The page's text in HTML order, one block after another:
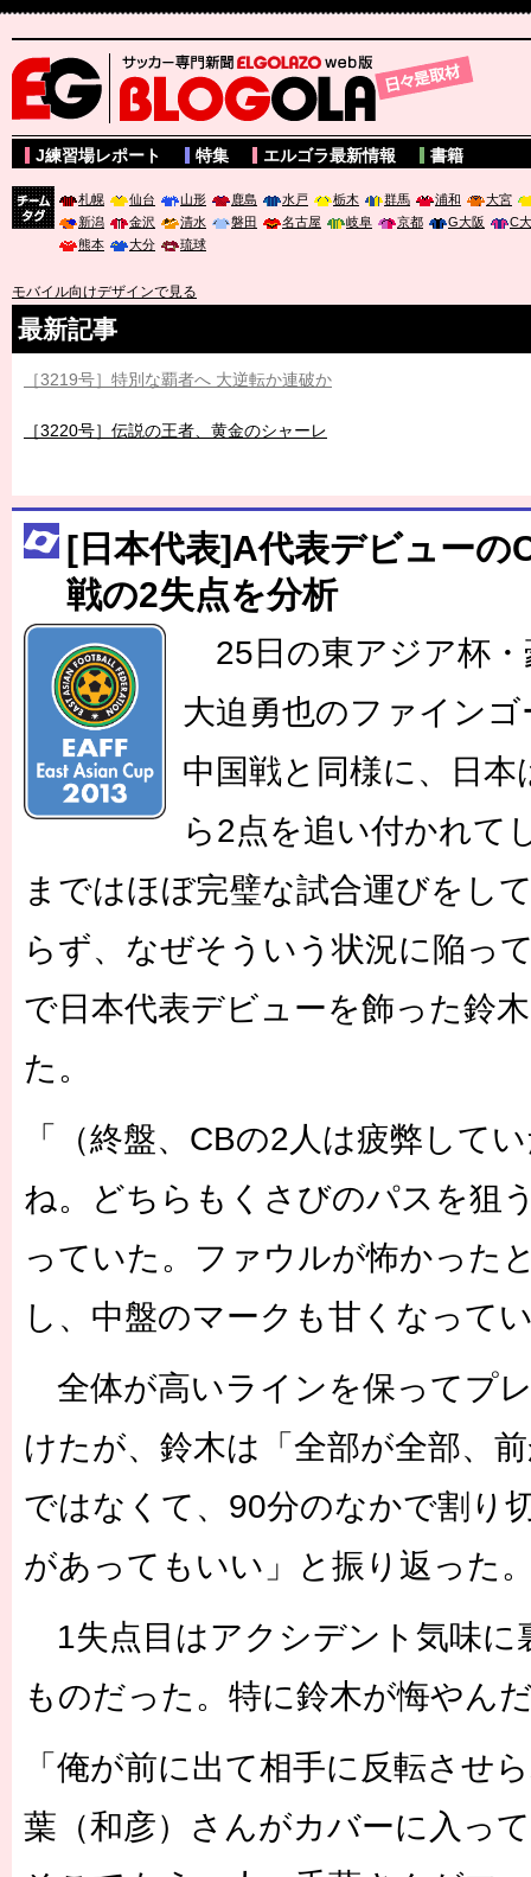
サッカー専門新聞ELGOLAZO web版 BLOGOLA
J練習場レポート 特集 エルゴラ最新情報 書籍
札幌 仙台 山形 鹿島 水戸 栃木 群馬 浦和
大宮
新潟
金沢 清水 磐田 名古屋 岐阜 京都 G大阪
C
熊本
大分 琉球
モバイル向けデザインで見る
最新記事
［3219号］特別な覇者へ 大逆転か連破か
［3220号］伝説の王者、黄金のシャーレ
［3230号］世界一への夢は終わらない
［3223号］一丸。日本出陣
［3222号］史上最大のW杯開幕 注目は「個」
長谷川 アーリアジャスールさんがシンポジウム「気候変動から命
[日本代表]A代表デビューの
戦の2失点を分析
25日の東アジア杯・
大迫勇也のファイン
中国戦と同様に、日
ら2点を追い付かれて
まではほぼ完璧な試合運びをし
らず、なぜそういう状況に陥っ
で日本代表デビューを飾った鈴
た。
「（終盤、CBの2人は疲弊して
ね。どちらもくさびのパスを狙
っていた。ファウルが怖かった
し、中盤のマークも甘くなって
全体が高いラインを保ってプ
けたが、鈴木は「全部が全部、
ではなくて、90分のなかで割り
があってもいい」と振り返った
1失点目はアクシデント気味に
ものだった。特に鈴木が悔やん
「俺が前に出て相手に反転させ
葉（和彦）さんがカバーに入っ